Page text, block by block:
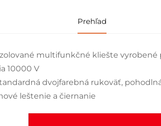
Prehľad
multifunkčné kliešte
10000 V
dvojfarebná rukoväť,
leštenie a čiernanie